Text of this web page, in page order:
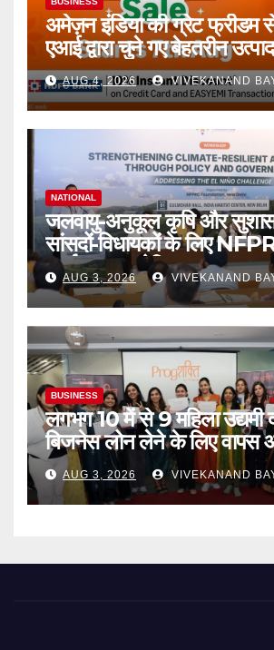
अमेज़न इंडिया की ग्रेट फ्रीडम
एआई द्वारा चुने गए बेहतरीन उत्पाद
AUG 4, 2026 VIVEKANAND
NATIONAL
जलवायु-अनुकूल कृषि और
सांसदों-विधायकों के लिए
कार्यशाला आयोजित
AUG 3, 2026 VIVEKANAND
BUSINESS
लगभग 10 में से 9 महिला उद्यमी
बिजनेस लोन लेने के लिए वापस
AUG 3, 2026 VIVEKANAND